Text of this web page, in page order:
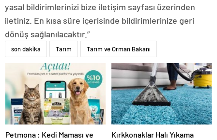
yasal bildirimlerinizi bize iletişim sayfası üzerinden
iletiniz. En kısa süre içerisinde bildirimlerinize geri
dönüş sağlanılacaktır.”
son dakika Tarım Tarım ve Orman Bakanı
Petmona : Kedi Maması ve
Kırkkonaklar Halı Yıkama